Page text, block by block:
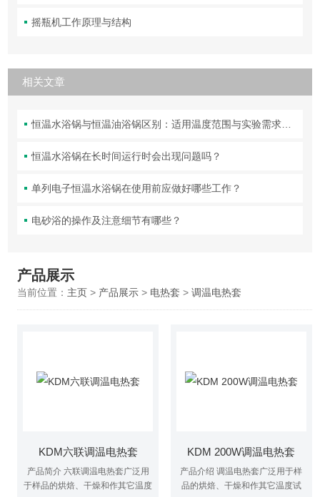
摇瓶机工作原理与结构
相关文章
恒温水浴锅与恒温油浴锅区别：适用温度范围与实验需求匹配
恒温水浴锅在长时间运行时会出现问题吗？
单列电子恒温水浴锅在使用前应做好哪些工作？
电砂浴的操作及注意细节有哪些？
产品展示
当前位置： 主页> 产品展示> 电热套 > 调温电热套
KDM六联调温电热套
产品简介 六联调温电热套广泛用
于样品的烘焙、干燥和作其它温度
KDM 200W调温电热套
产品介绍 调温电热套广泛用于样
品的烘焙、干燥和作其它温度试